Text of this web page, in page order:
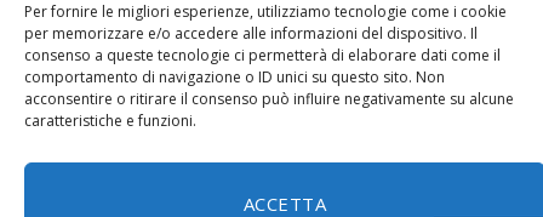
Per fornire le migliori esperienze, utilizziamo tecnologie come i cookie
per memorizzare e/o accedere alle informazioni del dispositivo. Il
consenso a queste tecnologie ci permetterà di elaborare dati come il
comportamento di navigazione o ID unici su questo sito. Non
acconsentire o ritirare il consenso può influire negativamente su alcune
caratteristiche e funzioni.
ACCETTA
27 NOVEMBRE 2020
RSA Santissima Annunziata di Firenzuola: 11
decessi. Il punto del sindaco Buti
Sono 11 gli anziani positivi al Covid deceduti alla RSA Santissima